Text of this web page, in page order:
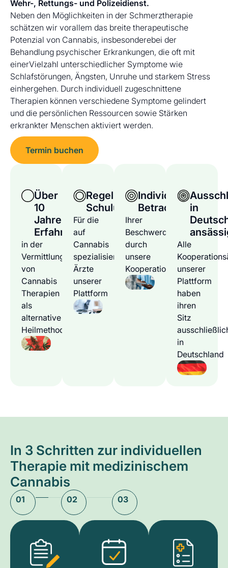
Wehr-, Rettungs- und Polizeidienst.
Neben den Möglichkeiten in der Schmerztherapie
schätzen wir vorallem das breite therapeutische
Potenzial von Cannabis, insbesonderebei der
Behandlung psychischer Erkrankungen, die oft mit
einerVielzahl unterschiedlicher Symptome wie
Schlafstörungen, Ängsten, Unruhe und starkem Stress
einhergehen. Durch individuell zugeschnittene
Therapien können verschiedene Symptome gelindert
und die persönlichen Ressourcen sowie Stärken
erkrankter Menschen aktiviert werden.
Termin buchen
Über
10
Jahre
Erfahrung
in der
Vermittlung
von
Cannabis
Therapien
als
alternative
Heilmethode
Regelmäßige
Schulungen
Für die
auf
Cannabis
spezialisierten
Ärzte
unserer
Plattform
Individuelle
Betrachtung
Ihrer
Beschwerden
durch
unsere
Kooperationsärzte
in
Alle
unserer
Plattform
haben
ihren
Sitz
in
Deutschland
In 3 Schritten zur individuellen
Therapie mit medizinischem
Cannabis
01 02 03